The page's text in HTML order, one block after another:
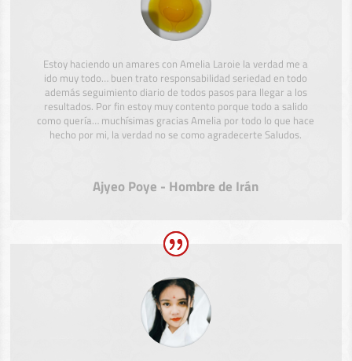
Estoy haciendo un amares con Amelia Laroie la verdad me a
ido muy todo… buen trato responsabilidad seriedad en todo
además seguimiento diario de todos pasos para llegar a los
resultados. Por fin estoy muy contento porque todo a salido
como quería… muchísimas gracias Amelia por todo lo que hace
hecho por mi, la verdad no se como agradecerte Saludos.
Ajyeo Poye - Hombre de Irán